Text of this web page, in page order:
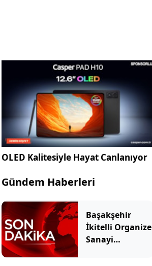
OLED Kalitesiyle Hayat Canlanıyor
Gündem Haberleri
Başakşehir
İkitelli Organize
Sanayi